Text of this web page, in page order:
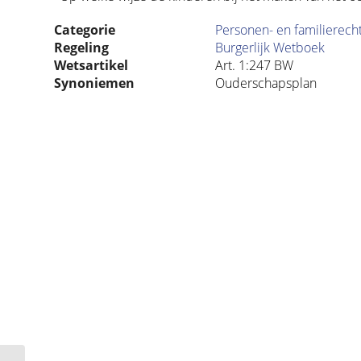
Categorie
Personen- en
Regeling
Burgerlijk Wetboek
Wetsartikel
Art. 1:247 BW
Synoniemen
Ouderschapsplan